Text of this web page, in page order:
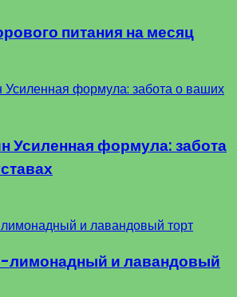
питания на месяц
Усиленная формула: забота
лимонадный и лавандовый